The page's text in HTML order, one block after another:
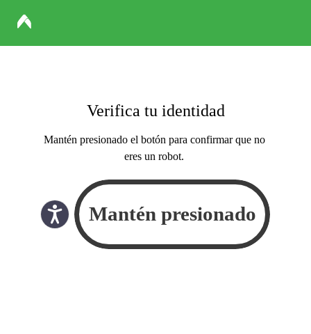
Verifica tu identidad
Mantén presionado el botón para confirmar que no
eres un robot.